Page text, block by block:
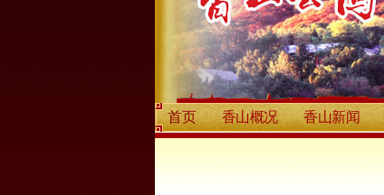
首页 香山概况 香山新闻